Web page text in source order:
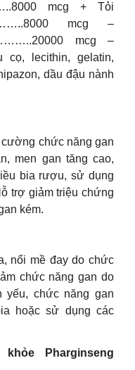
mcg + Tỏi
mcg –
mcg –
cọ, lecithin, gelatin,
dầu đậu nành
chức năng gan
men gan tăng cao,
bia rượu, sử dụng
trợ giảm triệu chứng
kém.
nổi mề đay do chức
chức năng gan do
yếu, chức năng gan
hoặc sử dụng các
Pharginseng